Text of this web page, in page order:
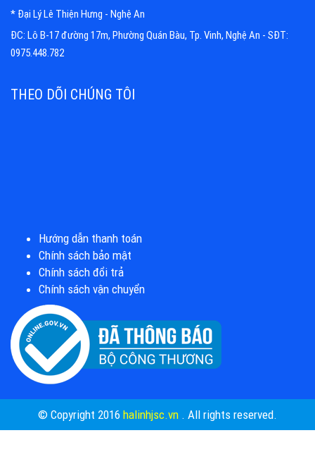
* Đại Lý Lê Thiện Hưng - Nghệ An
ĐC: Lô B-17 đường 17m, Phường Quán Bàu, Tp. Vinh, Nghệ An - SĐT:
0975.448.782
THEO DÕI CHÚNG TÔI
Hướng dẫn thanh toán
Chính sách bảo mật
Chính sách đổi trả
Chính sách vận chuyển
© Copyright 2016 halinhjsc.vn . All rights reserved.